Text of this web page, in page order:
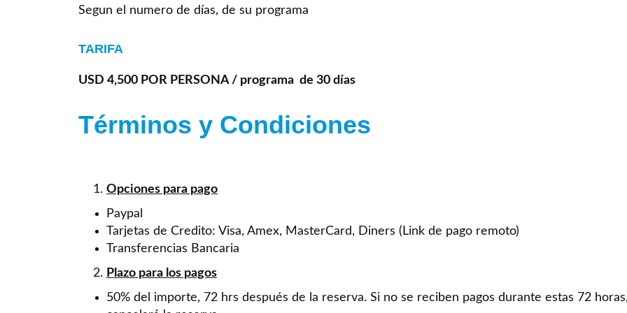
Segun el numero de días, de su programa
TARIFA
USD 4,500 POR PERSONA / programa de 30 días
Términos y Condiciones
Opciones para pago
Paypal
Tarjetas de Credito: Visa, Amex, MasterCard, Diners (Link de pago remoto)
Transferencias Bancaria
Plazo para los pagos
50% del importe, 72 hrs después de la reserva. Si no se reciben pagos durante estas 72